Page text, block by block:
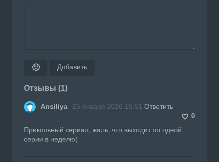
🙂 Добавить
Отзывы (1)
Ansiliya 25 января 2026 15:51 Ответить
0
Прикольный сериал, жаль, что выходит по одной
серии в неделю(